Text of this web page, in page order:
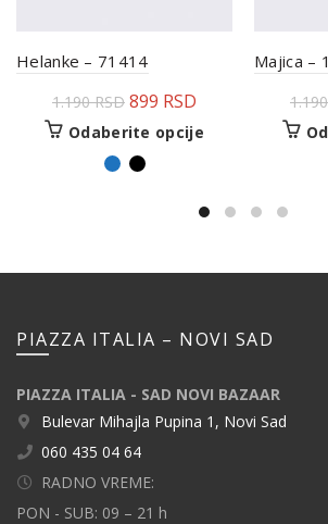
Helanke – 71414
1.190RSD 899 RSD
Odaberite opcije
Majica –
PIAZZA ITALIA – NOVI SAD
PIAZZA ITALIA - SAD NOVI BAZAAR
Bulevar Mihajla Pupina 1, Novi Sad
060 435 04 64
RADNO VREME:
PON - SUB: 09 – 21 h